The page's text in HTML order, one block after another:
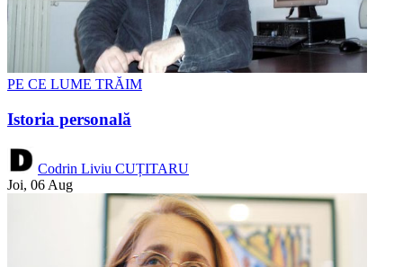
PE CE LUME TRĂIM
Istoria personală
Codrin Liviu CUȚITARU
Joi, 06 Aug